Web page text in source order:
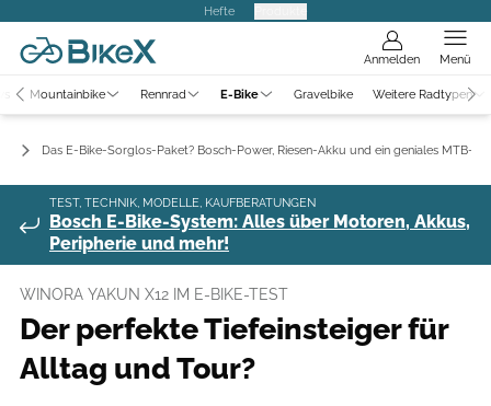
Hefte
Anmelden Menü
Mountainbike Rennrad E-Bike Gravelbike Weitere Radtypen
Das E-Bike-Sorglos-Paket? Bosch-Power, Riesen-Akku und ein geniales MTB-
TEST, TECHNIK, MODELLE, KAUFBERATUNGEN
Bosch E-Bike-System: Alles über Motoren, Akkus,
Peripherie und mehr!
WINORA YAKUN X12 IM E-BIKE-TEST
Der perfekte Tiefeinsteiger für
Alltag und Tour?